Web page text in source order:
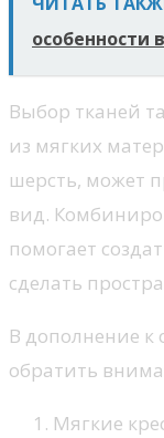
особенности
Выбор тканей
из мягких
шерсть, может
вид.
помогает
сделать
В дополнение
обратить
Мягкие